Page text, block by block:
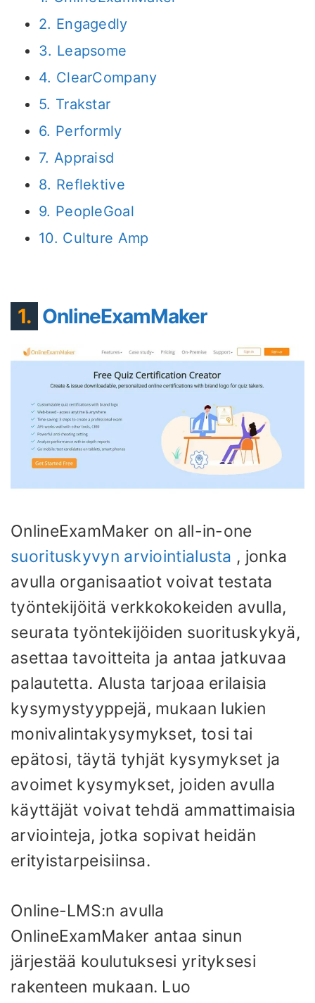
2. Engagedly
3. Leapsome
4. ClearCompany
5. Trakstar
6. Performly
7. Appraisd
8. Reflektive
9. PeopleGoal
10. Culture Amp
1. OnlineExamMaker
OnlineExamMaker on all-in-one
suorituskyvyn arviointialusta , jonka
avulla organisaatiot voivat testata
työntekijöitä verkkokokeiden avulla,
seurata työntekijöiden suorituskykyä,
asettaa tavoitteita ja antaa jatkuvaa
palautetta. Alusta tarjoaa erilaisia ​​​​
kysymystyyppejä, mukaan lukien
monivalintakysymykset, tosi tai
epätosi, täytä tyhjät kysymykset ja
avoimet kysymykset, joiden avulla
käyttäjät voivat tehdä ammattimaisia ​​
arviointeja, jotka sopivat heidän
erityistarpeisiinsa.
Online-LMS:n avulla
OnlineExamMaker antaa sinun
järjestää koulutuksesi yrityksesi
rakenteen mukaan. Luo